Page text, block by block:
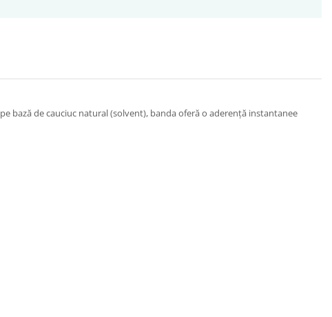
bază de cauciuc natural (solvent), banda oferă o aderență instantanee